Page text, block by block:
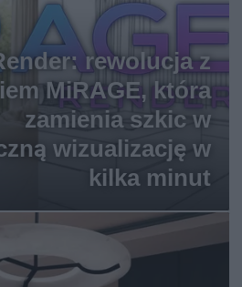
rewolucja z
MiRAGE, która
zamienia szkic w
wizualizację w
kilka minut